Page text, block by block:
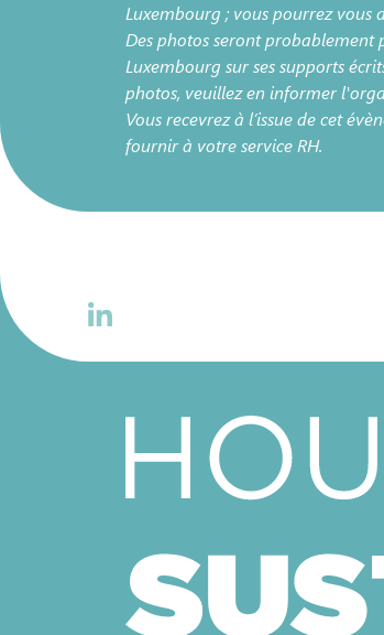
Luxembourg ; vous pourrez
Des photos seront probablement
Luxembourg sur ses supports
photos, veuillez en informer
Vous recevrez à l’issue de cet
fournir à votre service RH.